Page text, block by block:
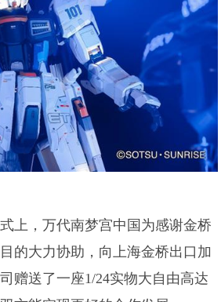
，万代南梦宫中国为感谢金桥
的大力协助，向上海金桥出口加
赠送了一座1/24实物大自由高达